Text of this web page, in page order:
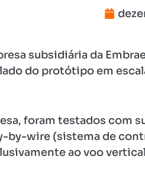
subsidiária da
do protótipo em
foram testados com
by-wire (sistema de
ao voo